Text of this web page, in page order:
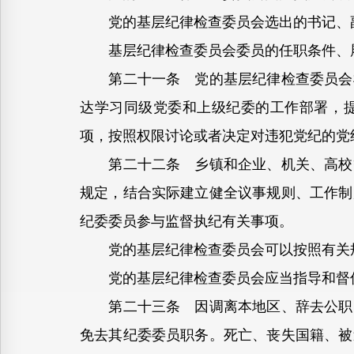
党的基层纪律检查委员会选出的书记、
基层纪律检查委员会委员的任职条件、
第二十一条 党的基层纪律检查委员会
达学习同级党委和上级纪委的工作部署，
项，按照权限讨论或者决定对违犯党纪的
第二十二条 乡镇和企业、机关、高校
规定，结合实际建立健全议事规则、工作
纪委委员参与监督执纪有关事项。
党的基层纪律检查委员会可以按照有关
党的基层纪律检查委员会应当指导和督
第二十三条 因调离本地区、辞去公职
免去其纪委委员职务。死亡、丧失国籍、